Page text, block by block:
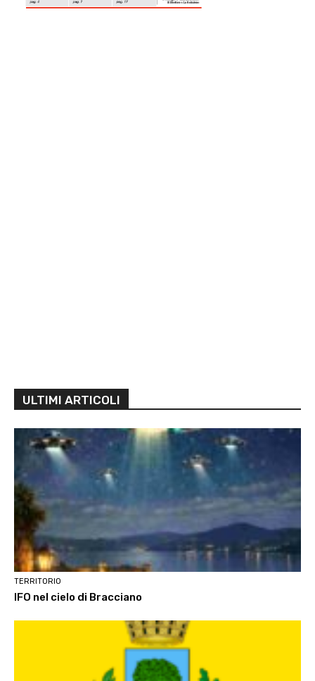
ULTIMI ARTICOLI
TERRITORIO
IFO nel cielo di Bracciano